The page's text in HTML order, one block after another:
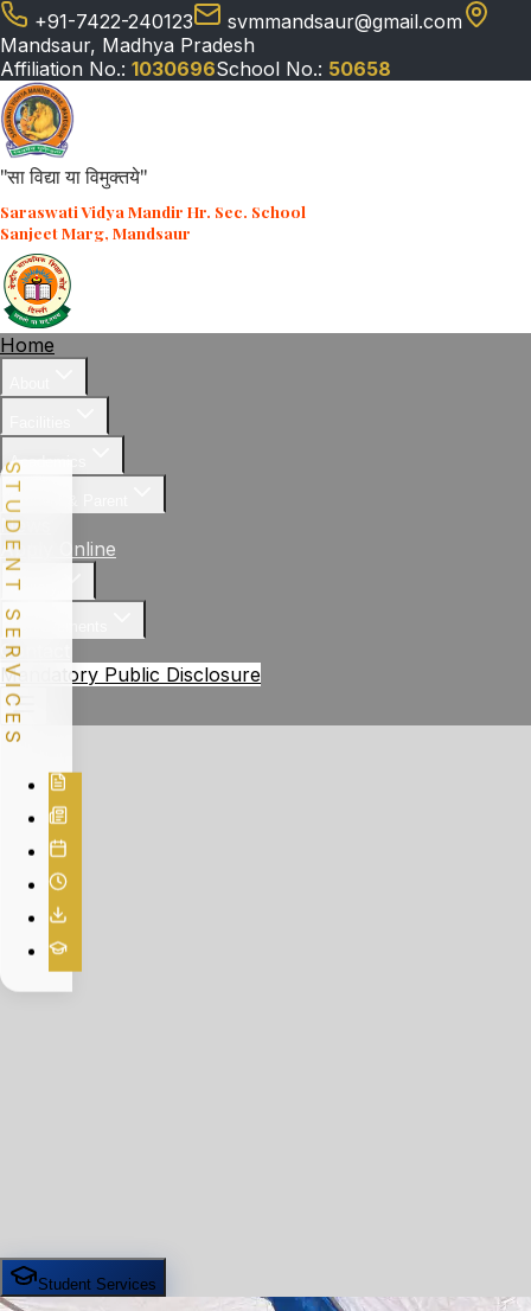
+91-7422-240123
svmmandsaur@gmail.com
Mandsaur, Madhya Pradesh
Affiliation No.: 1030696School No.: 50658
"सा विद्या या विमुक्तये"
Saraswati Vidya Mandir Hr. Sec. School
Sanjeet Marg, Mandsaur
Home
Academics
Student & Parent
News
Apply Online
Gallery
Achievements
Contact
Mandatory Public Disclosure
STUDENT SERVICES
Student Services